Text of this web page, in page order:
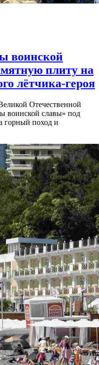
воинской
плиту на
лётчика-героя
Отечественной
воинской славы» под
горный поход и